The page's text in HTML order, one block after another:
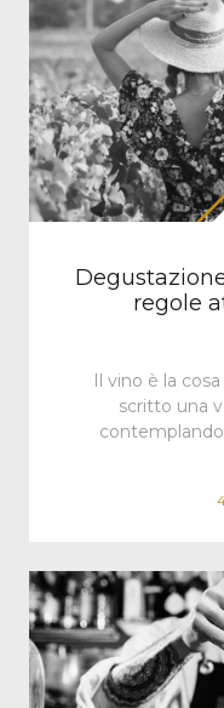
regole
Il vino è la
scritto una